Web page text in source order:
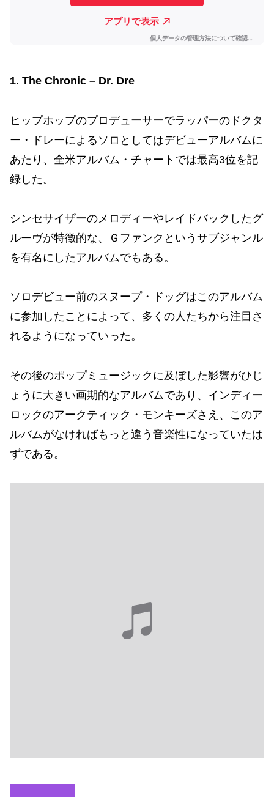
1. The Chronic – Dr. Dre
ヒップホップのプロデューサーでラッパーのドクタ
ー・ドレーによるソロとしてはデビューアルバムに
あたり、全米アルバム・チャートでは最高3位を記
録した。
シンセサイザーのメロディーやレイドバックしたグ
ルーヴが特徴的な、Ｇファンクというサブジャンル
を有名にしたアルバムでもある。
ソロデビュー前のスヌープ・ドッグはこのアルバム
に参加したことによって、多くの人たちから注目さ
れるようになっていった。
その後のポップミュージックに及ぼした影響がひじ
ょうに大きい画期的なアルバムであり、インディー
ロックのアークティック・モンキーズさえ、このア
ルバムがなければもっと違う音楽性になっていたは
ずである。